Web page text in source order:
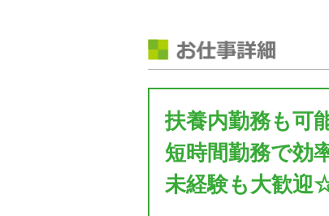
扶養内勤務も可
短時間勤務で効
未経験も大歓迎